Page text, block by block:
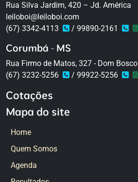
Rua Silva Jardim, 420 – Jd. América
leiloboi@leiloboi.com
(67) 3342-4113
/ 99890-2161
Corumbá - MS
Rua Firmo de Matos, 327 - Dom Bosco
(67) 3232-5256
/ 99922-5256
Cotações
Mapa do site
Home
Quem Somos
Agenda